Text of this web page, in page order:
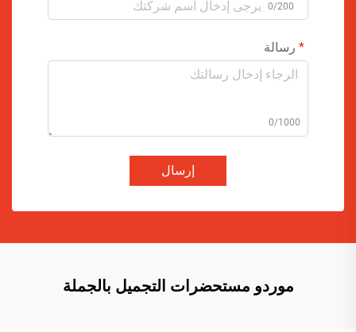
0/200
رسالة
0/1000
إرسال
موردو مستحضرات التجميل بالجملة